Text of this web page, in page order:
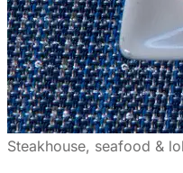
Steakhouse, seafood &